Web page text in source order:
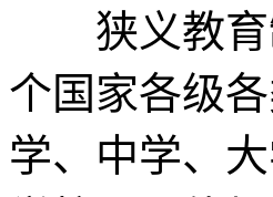
狭义教育
个国家各级
学、中学、